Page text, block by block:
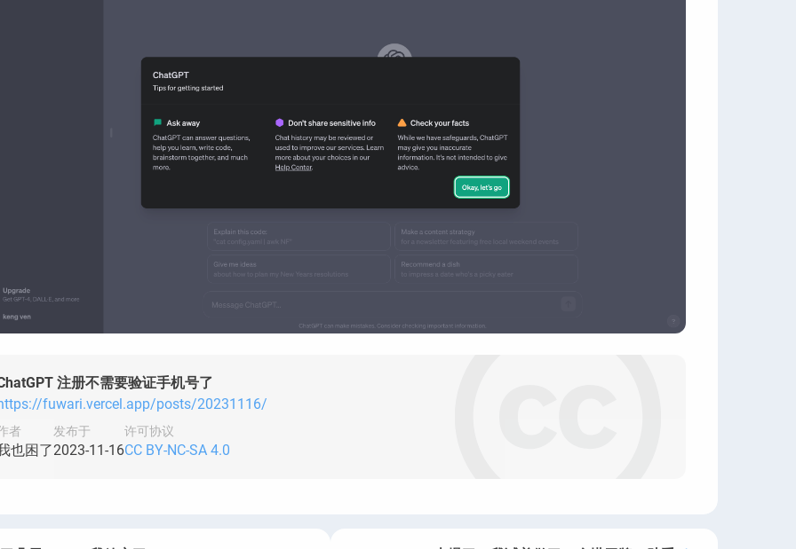
注册不需要验证手机号了
fuwari.vercel.app/posts/20231116/
者
也困了
发布于
2023-11-16
许可协议
CC BY-NC-SA 4.0